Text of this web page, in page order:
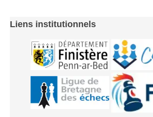
Liens institutionnels